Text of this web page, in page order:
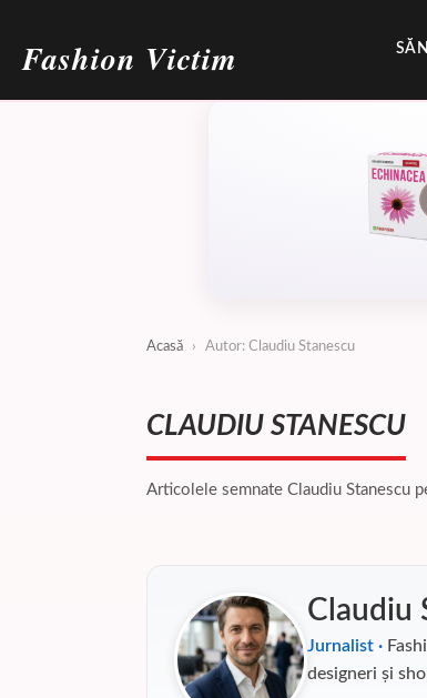
Fashion Victim
Acasă › Autor: Claudiu Stanescu
CLAUDIU STANESCU
Articolele semnate Claudiu Stanescu
Claudiu
Jurnalist ·
designeri și